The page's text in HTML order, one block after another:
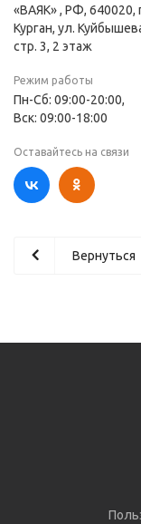
«ВАЯК» , РФ, 640020,
Курган, ул.
стр. 3, ​2 этаж
Режим работы
Пн-Сб: 09:00-20:00,
Вск: 09:00-18:00
Оставайтесь на связи
Вернуться